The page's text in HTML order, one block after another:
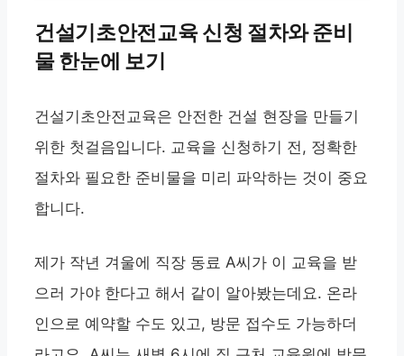
건설기초안전교육 신청 절차와 준비
물 한눈에 보기
건설기초안전교육은 안전한 건설 현장을 만들기
위한 첫걸음입니다. 교육을 신청하기 전, 정확한
절차와 필요한 준비물을 미리 파악하는 것이 중요
합니다.
제가 작년 겨울에 직장 동료 A씨가 이 교육을 받
으러 가야 한다고 해서 같이 알아봤는데요. 온라
인으로 예약할 수도 있고, 방문 접수도 가능하더